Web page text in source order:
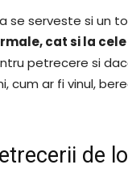
se serveste si un
cat si la
petrecere si
cum ar fi vinul,
de